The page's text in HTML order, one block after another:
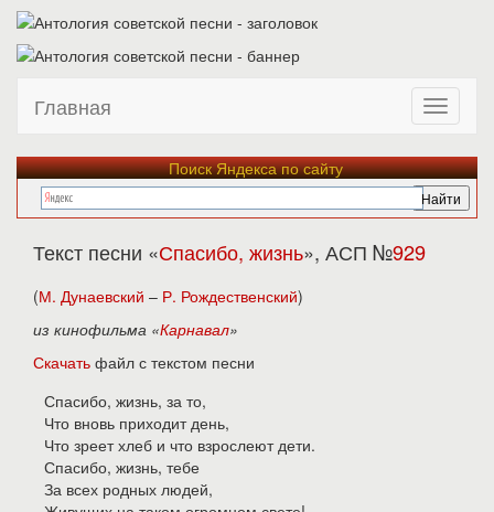
Главная
Поиск Яндекса по сайту
Текст песни «Спасибо, жизнь», АСП №929
(М. Дунаевский – Р. Рождественский)
из кинофильма «Карнавал»
Скачать файл с текстом песни
Спасибо, жизнь, за то,
Что вновь приходит день,
Что зреет хлеб и что взрослеют дети.
Спасибо, жизнь, тебе
За всех родных людей,